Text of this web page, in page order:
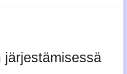
järjestämisessä